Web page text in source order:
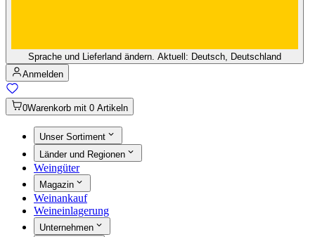
Sprache und Lieferland ändern. Aktuell: Deutsch, Deutschland
Anmelden
0Warenkorb mit 0 Artikeln
Unser Sortiment
Länder und Regionen
Weingüter
Magazin
Weinankauf
Weineinlagerung
Unternehmen